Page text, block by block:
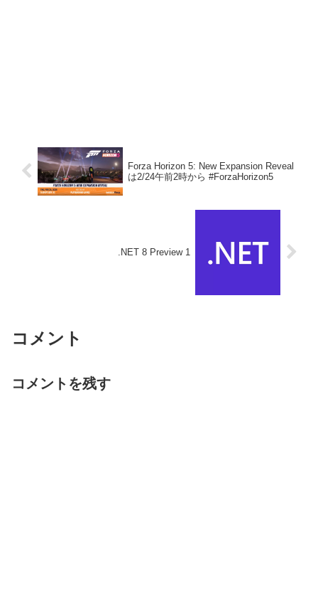
Forza Horizon 5: New Expansion Reveal
は2/24午前2時から #ForzaHorizon5
.NET 8 Preview 1
コメント
コメントを残す